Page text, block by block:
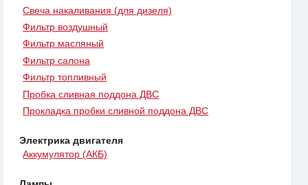
Свеча накаливания (для дизеля)
Фильтр воздушный
Фильтр масляный
Фильтр салона
Фильтр топливный
Пробка сливная поддона ДВС
Прокладка пробки сливной поддона ДВС
Электрика двигателя
Аккумулятор (АКБ)